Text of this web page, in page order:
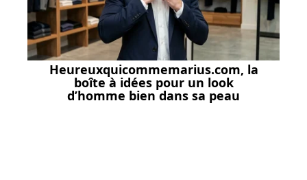
Heureuxquicommemarius.com, la
boîte à idées pour un look
d’homme bien dans sa peau